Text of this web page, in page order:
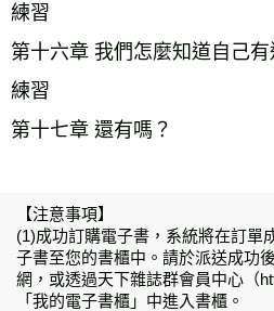
練習
第十六章 我們怎麼知道自己
練習
第十七章 還有嗎？
【注意事項】
(1)成功訂購電子書，系統將在訂單
子書至您的書櫃中。請於派送成功
網，或透過天下雜誌群會員中心（
「我的電子書櫃」中進入書櫃。